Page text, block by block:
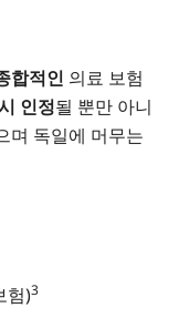
합적인 의료 보험
인정될 뿐만 아니
며 독일에 머무는
험)3